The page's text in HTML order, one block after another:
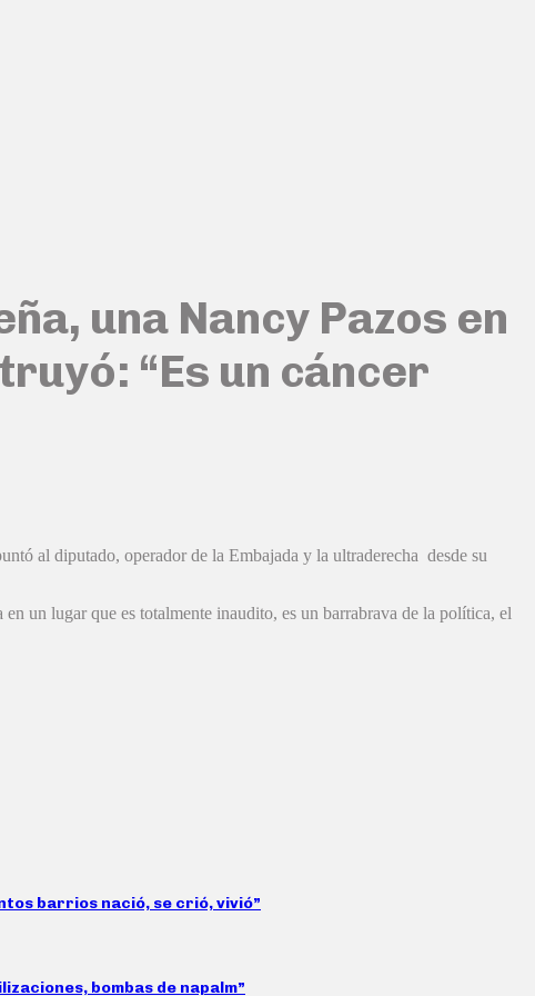
una Nancy Pazos en
“Es un cáncer
al diputado, operador de la Embajada y la ultraderecha desde su
un lugar que es totalmente inaudito, es un barrabrava de la política, el
barrios nació, se crió, vivió”
bombas de napalm”